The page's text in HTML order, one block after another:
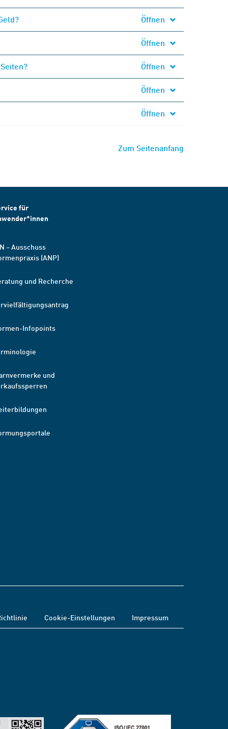
Öffnen
Öffnen
Öffnen
Öffnen
Öffnen
Zum Seitenanfang
für
– Ausschuss
(ANP)
und Recherche
Infopoints
und
Cookie-Einstellungen Impressum